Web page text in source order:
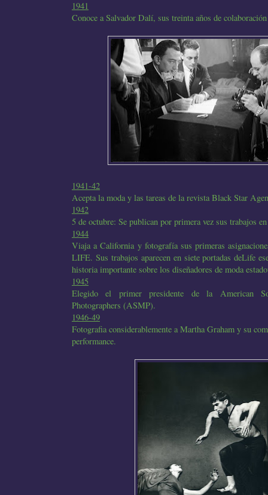
1941
Conoce a Salvador Dalí, sus treinta años de
1941-42
Acepta la moda y las tareas de la revista Black Star
1942
5 de octubre: Se publican por primera vez sus trabajos
1944
Viaja a California y fotografía sus primeras
LIFE. Sus trabajos aparecen en siete portadas deLife
historia importante sobre los diseñadores de moda
1945
Elegido el primer presidente de la American
Photographers (ASMP).
1946-49
Fotografia considerablemente a Martha Graham y su
performance.